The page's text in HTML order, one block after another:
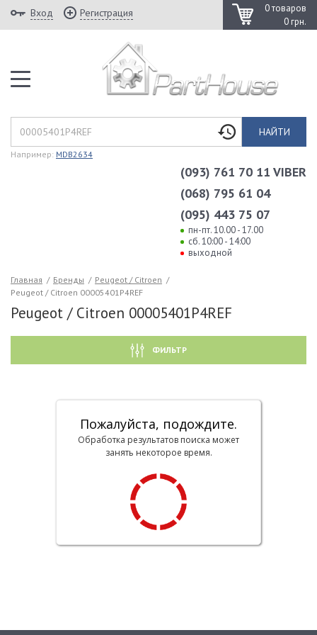
0 товаров
0 грн.
Вход Регистрация
НАЙТИ
Например: MDB2634
(093) 761 70 11 VIBER
(068) 795 61 04
(095) 443 75 07
пн-пт. 10.00 - 17.00
сб. 10:00 - 14:00
выходной
Главная / Бренды / Peugeot / Citroen /
Peugeot / Citroen 00005401P4REF
Peugeot / Citroen 00005401P4REF
ФИЛЬТР
Пожалуйста, подождите.
Обработка результатов поиска может
занять некоторое время.